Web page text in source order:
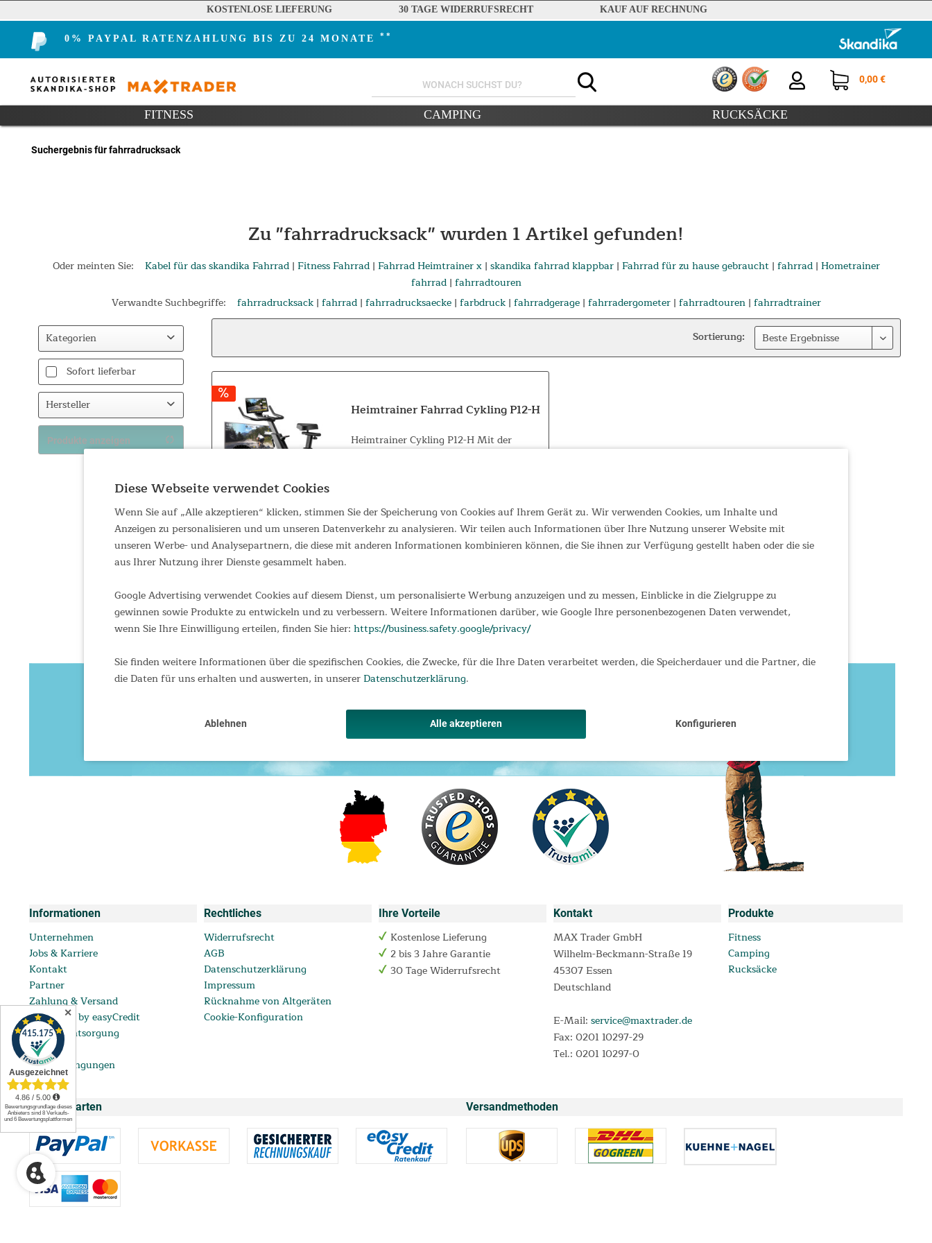
KOSTENLOSE LIEFERUNG 30 TAGE WIDERRUFSRECHT KAUF AUF RECHNUNG
0% PAYPAL RATENZAHLUNG BIS ZU 24 MONATE **
0,00 €
FITNESS CAMPING RUCKSÄCKE
Suchergebnis für fahrradrucksack
Zu "fahrradrucksack" wurden1Artikel gefunden!
Oder meinten Sie: Kabel für das skandika Fahrrad| Fitness Fahrrad| Fahrrad Heimtrainer x| skandika fahrrad klappbar| Fahrrad für zu hause gebraucht| fahrrad| Hometrainer
fahrrad| fahrradtouren
Verwandte Suchbegriffe:
fahrradrucksack| fahrrad| fahrradrucksaecke| farbdruck| fahrradgerage| fahrradergometer| fahrradtouren| fahrradtrainer
Kategorien
Fitness
Ergometer
Sofort lieferbar
Hersteller
Skandika
Produkte anzeigen
Sortierung:
Heimtrainer Fahrrad Cykling P12-H
Heimtrainer Cykling P12-H Mit der
sportlichen Funktionalität eines
Pedalbewegung...
449,00 € UVP 529,00 €
Informationen
Unternehmen
Jobs & Karriere
Kontakt
Partner
Zahlung & Versand
ratenkauf by easyCredit
Batterieentsorgung
FAQ
Lieferbedingungen
Rechtliches
Widerrufsrecht
AGB
Datenschutzerklärung
Impressum
Rücknahme von Altgeräten
Cookie-Konfiguration
Ihre Vorteile
Kostenlose Lieferung
2 bis 3 Jahre Garantie
30 Tage Widerrufsrecht
Kontakt
MAX Trader GmbH
Wilhelm-Beckmann-Straße 19
45307 Essen
Deutschland
E-Mail: service@maxtrader.de
Fax: 0201 10297-29
Tel.: 0201 10297-0
Produkte
Fitness
Camping
Rucksäcke
Zahlungsarten Versandmethoden
Diese Webseite verwendet Cookies
Wenn Sie auf „Alle akzeptieren“ klicken, stimmen Sie der Speicherung von Cookies auf Ihrem Gerät zu. Wir verwenden Cookies, um Inhalte und
Anzeigen zu personalisieren und um unseren Datenverkehr zu analysieren. Wir teilen auch Informationen über Ihre Nutzung unserer Website mit
unseren Werbe- und Analysepartnern, die diese mit anderen Informationen kombinieren können, die Sie ihnen zur Verfügung gestellt haben oder die sie
aus Ihrer Nutzung ihrer Dienste gesammelt haben.
Google Advertising verwendet Cookies auf diesem Dienst, um personalisierte Werbung anzuzeigen und zu messen, Einblicke in die Zielgruppe zu
gewinnen sowie Produkte zu entwickeln und zu verbessern. Weitere Informationen darüber, wie Google Ihre personenbezogenen Daten verwendet,
wenn Sie Ihre Einwilligung erteilen, finden Sie hier: https://business.safety.google/privacy/
Sie finden weitere Informationen über die spezifischen Cookies, die Zwecke, für die Ihre Daten verarbeitet werden, die Speicherdauer und die Partner, die
die Daten für uns erhalten und auswerten, in unsererDatenschutzerklärung.
Ablehnen Alle akzeptieren Konfigurieren
✕